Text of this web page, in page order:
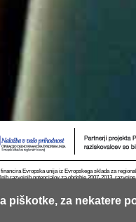
piškotke, za nekatere
Evropska unija iz Evropskega sklada za
razvojnih potencialov za obdobje 2007-2013,
RSS Piškotki